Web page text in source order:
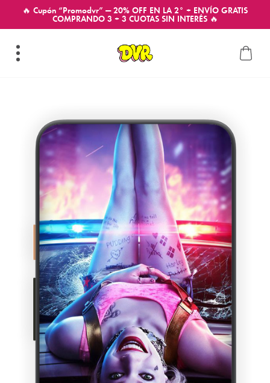
🔥 Cupón “Promodvr” — 20% OFF EN LA 2° + ENVÍO GRATIS
COMPRANDO 3 + 3 CUOTAS SIN INTERÉS 🔥